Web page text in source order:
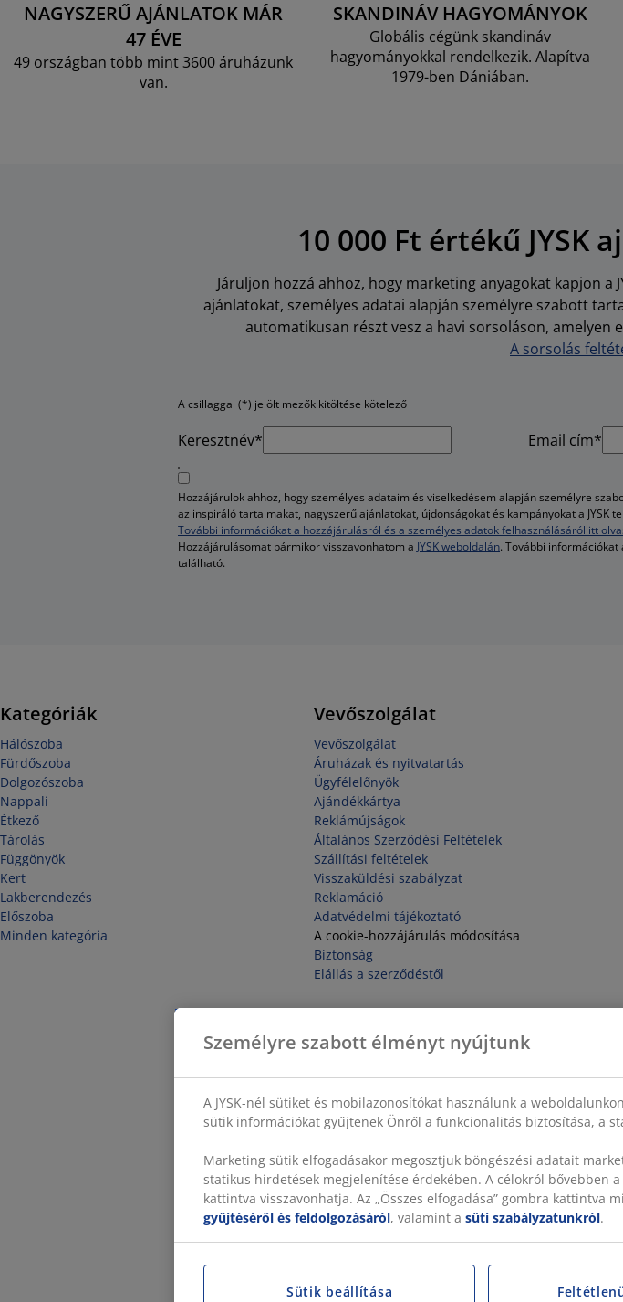
NAGYSZERŰ AJÁNLATOK MÁR
47 ÉVE
49 országban több mint 3600 áruházunk
van.
SKANDINÁV HAGYOMÁNYOK
Globális cégünk skandináv
hagyományokkal rendelkezik. Alapítva
1979-ben Dániában.
10 000 Ft értékű JYSK
Járuljon hozzá ahhoz, hogy marketing anyagokat kapjon a
ajánlatokat, személyes adatai alapján személyre szabott
automatikusan részt vesz a havi sorsoláson, amelyen
A sorsolás
A csillaggal (*) jelölt mezők kitöltése kötelező
Keresztnév* Email cím*
Hozzájárulok ahhoz, hogy személyes adataim és viselkedésem alapján személyre
az inspiráló tartalmakat, nagyszerű ajánlatokat, újdonságokat és kampányokat a JYSK
További információkat a hozzájárulásról és a személyes adatok felhasználásáról itt
Hozzájárulásomat bármikor visszavonhatom a JYSK weboldalán. További információkat
található.
Kategóriák
Hálószoba
Fürdőszoba
Dolgozószoba
Nappali
Étkező
Tárolás
Függönyök
Kert
Lakberendezés
Előszoba
Minden kategória
Vevőszolgálat
Vevőszolgálat
Áruházak és nyitvatartás
Ügyfélelőnyök
Ajándékkártya
Reklámújságok
Általános Szerződési Feltételek
Szállítási feltételek
Visszaküldési szabályzat
Reklamáció
Adatvédelmi tájékoztató
A cookie-hozzájárulás módosítása
Biztonság
Elállás a szerződéstől
Személyre szabott élményt nyújtunk
A JYSK-nél sütiket és mobilazonosítókat használunk a
sütik információkat gyűjtenek Önről a funkcionalitás biztosítása, a
Marketing sütik elfogadásakor megosztjuk böngészési adatait
statikus hirdetések megjelenítése érdekében. A célokról bővebben
kattintva visszavonhatja. Az „Összes elfogadása” gombra kattintva
gyűjtéséről és feldolgozásáról, valamint a süti szabályzatunkról.
Sütik beállítása